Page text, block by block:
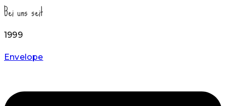
Bei uns seit
1999
Envelope